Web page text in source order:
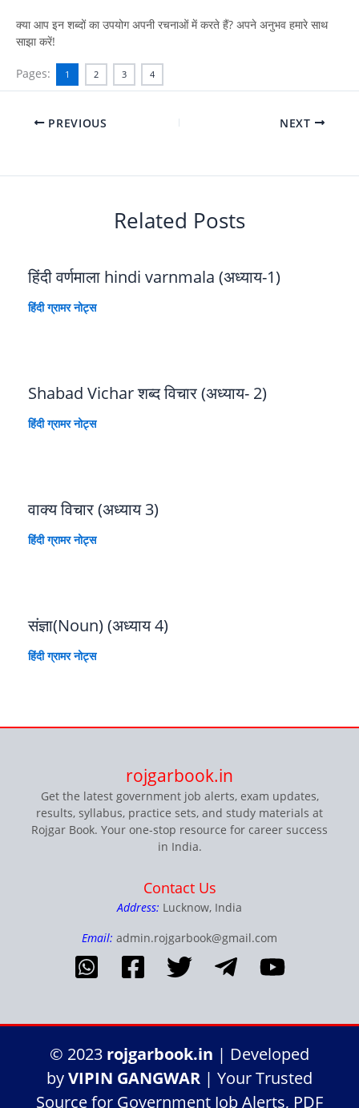
क्या आप इन शब्दों का उपयोग अपनी रचनाओं में करते हैं? अपने अनुभव हमारे साथ
साझा करें!
Pages: 1 2 3 4
PREVIOUS NEXT
Related Posts
हिंदी वर्णमाला hindi varnmala (अध्याय-1)
हिंदी ग्रामर नोट्स
Shabad Vichar शब्द विचार (अध्याय- 2)
हिंदी ग्रामर नोट्स
वाक्य विचार (अध्याय 3)
हिंदी ग्रामर नोट्स
संज्ञा(Noun) (अध्याय 4)
हिंदी ग्रामर नोट्स
rojgarbook.in
Get the latest government job alerts, exam updates,
results, syllabus, practice sets, and study materials at
Rojgar Book. Your one-stop resource for career success
in India.
Contact Us
Address: Lucknow, India
Email: admin.rojgarbook@gmail.com
© 2023 rojgarbook.in | Developed
byVIPIN GANGWAR | Your Trusted
Source for Government Job Alerts, PDF